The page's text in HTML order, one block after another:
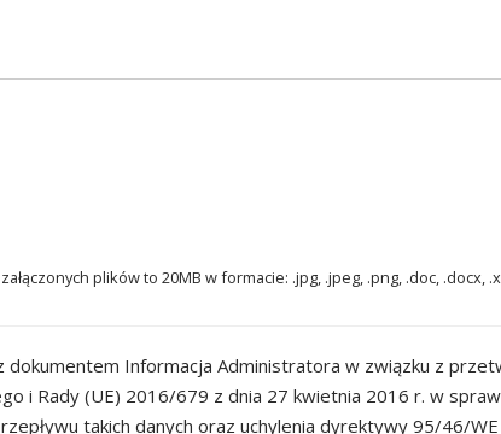
plików to 20MB w formacie: .jpg, .jpeg, .png, .doc, .docx,
dokumentem Informacja Administratora w związku z
i Rady (UE) 2016/679 z dnia 27 kwietnia 2016 r. w
takich danych oraz uchylenia dyrektywy 95/46/